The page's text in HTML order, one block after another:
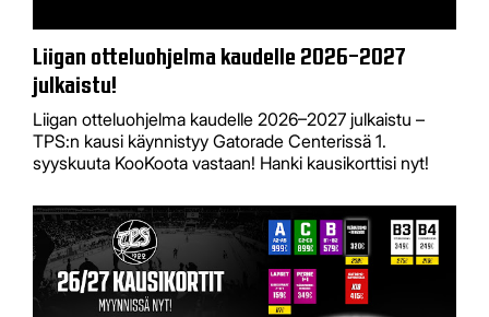
Liigan otteluohjelma kaudelle 2026–2027
julkaistu!
Liigan otteluohjelma kaudelle 2026–2027 julkaistu –
TPS:n kausi käynnistyy Gatorade Centerissä 1.
syyskuuta KooKoota vastaan! Hanki kausikorttisi nyt!